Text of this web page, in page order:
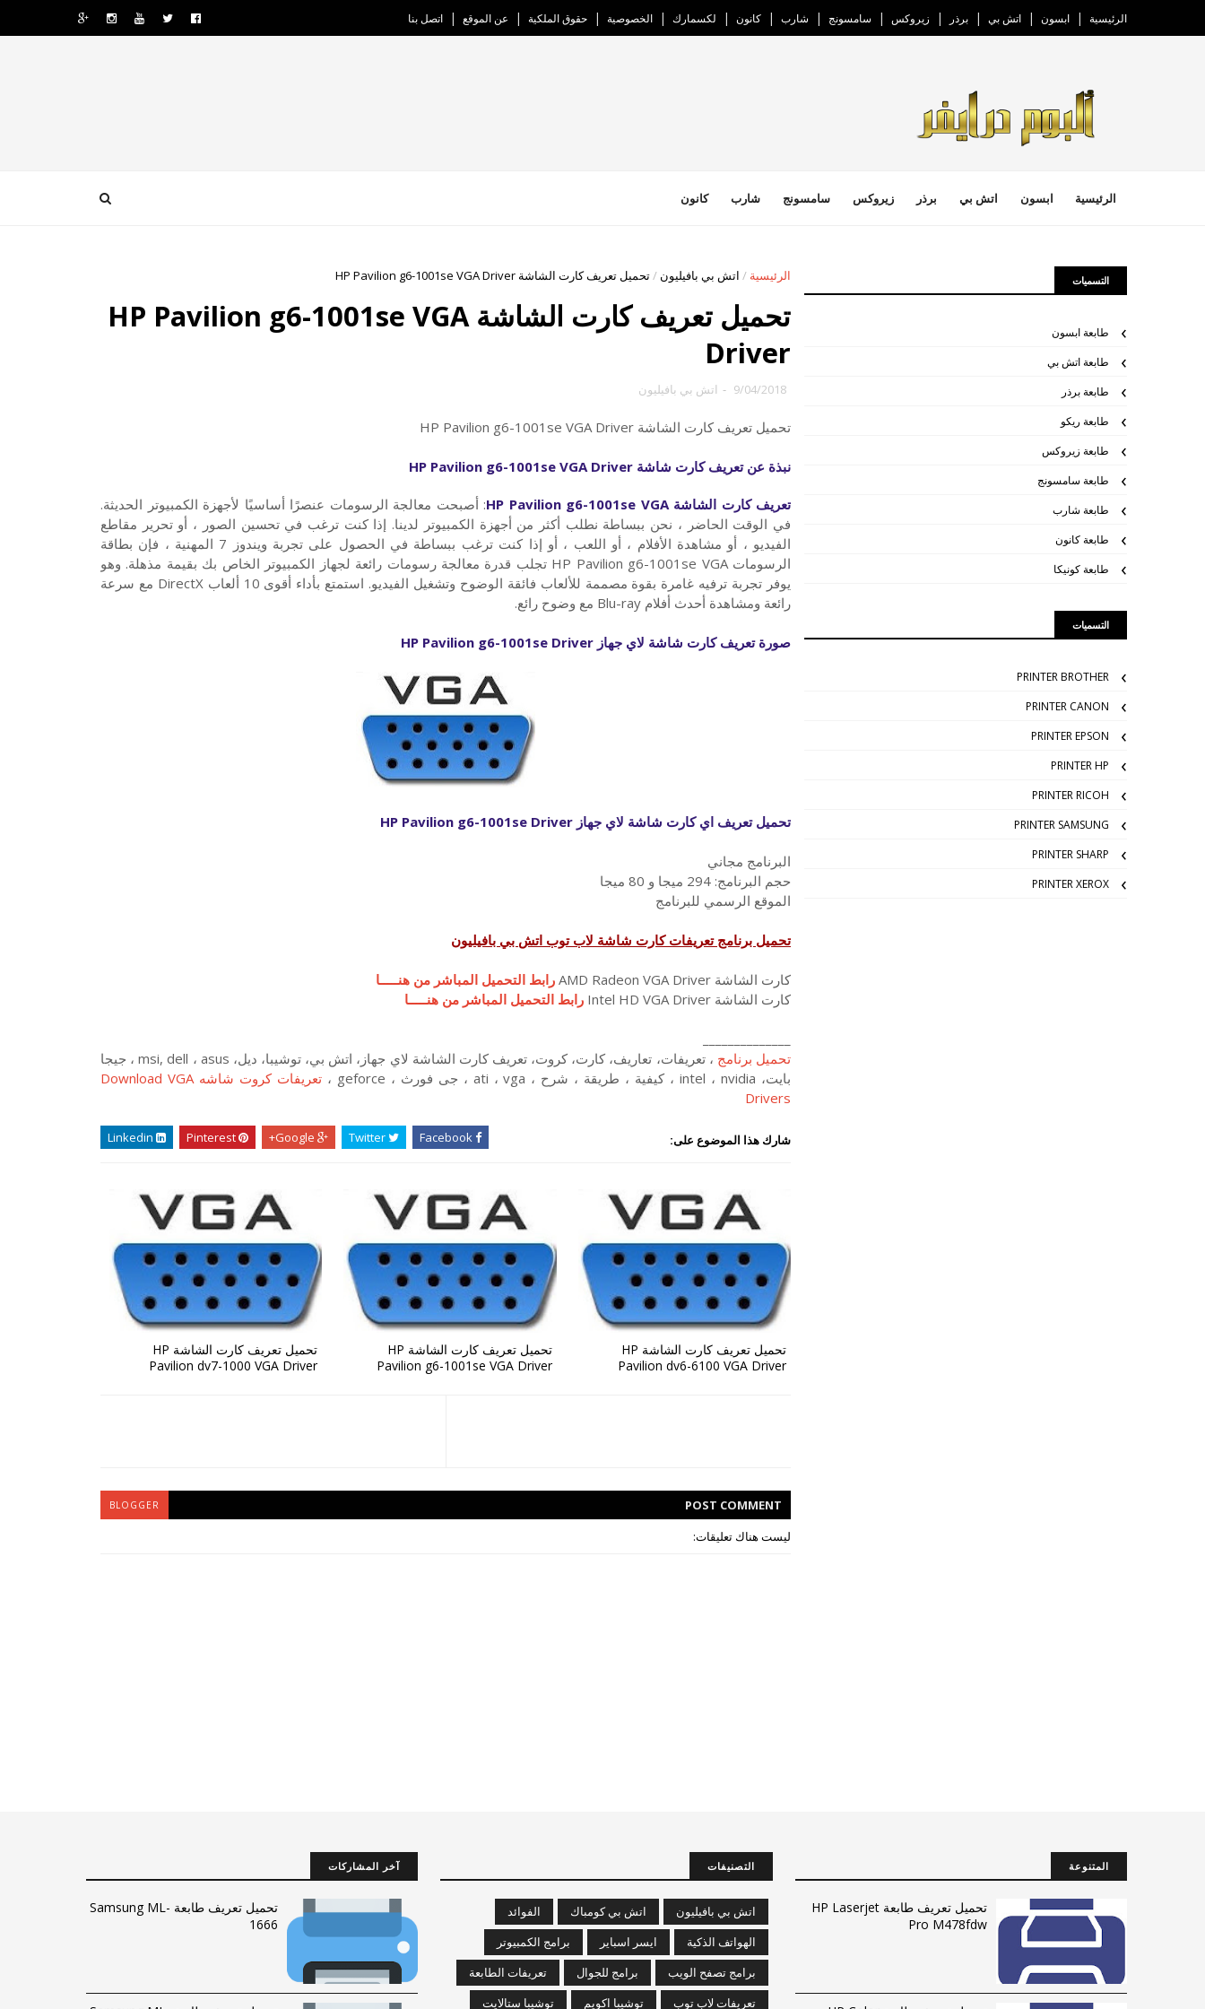
الرئيسية ابسون اتش بي برذر زيروكس سامسونج شارب كانون لكسمارك الخصوصية حقوق الملكية عن الموقع اتصل بنا
الرئيسية ابسون اتش بي برذر زيروكس سامسونج شارب كانون
الرئيسية / اتش بي بافيليون /تحميل تعريف كارت الشاشة HP Pavilion g6-1001se VGA Driver
تحميل تعريف كارت الشاشة HP Pavilion g6-1001se VGA
Driver
9/04/2018
- اتش بي بافيليون
تحميل تعريف كارت الشاشة HP Pavilion g6-1001se VGA Driver
نبذة عن تعريف كارت شاشة HP Pavilion g6-1001se VGA Driver
تعريف كارت الشاشةHP Pavilion g6-1001se VGA: أصبحت معالجة الرسومات عنصرًا أساسيًا لأجهزة الكمبيوتر الحديثة.
في الوقت الحاضر ، نحن ببساطة نطلب أكثر من أجهزة الكمبيوتر لدينا. إذا كنت ترغب في تحسين الصور ، أو تحرير مقاطع
الفيديو ، أو مشاهدة الأفلام ، أو اللعب ، أو إذا كنت ترغب ببساطة في الحصول على تجربة ويندوز 7 المهنية ، فإن بطاقة
الرسومات HP Pavilion g6-1001se VGA تجلب قدرة معالجة رسومات رائعة لجهاز الكمبيوتر الخاص بك بقيمة مذهلة. وهو
يوفر تجربة ترفيه غامرة بقوة مصممة للألعاب فائقة الوضوح وتشغيل الفيديو. استمتع بأداء أقوى 10 ألعاب DirectX مع سرعة
رائعة ومشاهدة أحدث أفلام Blu-ray مع وضوح رائع.
صورة تعريف كارت شاشة لاي جهاز HP Pavilion g6-1001se Driver
تحميل تعريف اي كارت شاشة لاي جهاز HP Pavilion g6-1001se Driver
البرنامج مجاني
حجم البرنامج: 294 ميجا و 80 ميجا
الموقع الرسمي للبرنامج
تحميل برنامج تعريفات كارت شاشة لاب توب اتش بي بافيليون
كارت الشاشة AMD Radeon VGA Driver
رابط التحميل المباشر من هنـــــا
كارت الشاشة Intel HD VGA Driver
رابط التحميل المباشر من هنـــــا
تحميل برنامج
، تعريفات، تعاريف، كارت، كروت، تعريف كارت الشاشة لاي جهاز، اتش بي، توشيبا، ديل، msi, dell ، asus ، جيجا
بايت، intel ، nvidia ، كيفية ، طريقة ، شرح ، ati ، vga ، جى فورث ، geforce ،
تعريفات كروت شاشه Download VGA
Drivers
شارك هذا الموضوع على:
تحميل تعريف كارت الشاشة HP
Pavilion dv6-6100 VGA Driver
تحميل تعريف كارت الشاشة HP
Pavilion g6-1001se VGA Driver
تحميل تعريف كارت الشاشة HP
Pavilion dv7-1000 VGA Driver
POST COMMENT
BLOGGER
ليست هناك تعليقات:
التسميات
طابعة ابسون
طابعة اتش بي
طابعة برذر
طابعة ريكو
طابعة زيروكس
طابعة سامسونج
طابعة شارب
طابعة كانون
طابعة كونيكا
التسميات
PRINTER BROTHER
PRINTER CANON
PRINTER EPSON
PRINTER HP
PRINTER RICOH
PRINTER SAMSUNG
PRINTER SHARP
PRINTER XEROX
المتنوعة
تحميل تعريف طابعة HP Laserjet
Pro M478fdw
التصنيفات
اتش بي بافيليون اتش بي كومباك
الفوائد
الهواتف الذكية
ايسر اسباير
برامج الكمبيوتر
برامج تصفح الويب
برامج للجوال
تعريفات الطابعة
تعريفات لاب توب
توشيبا اكويم
توشيبا ستالايت
آخر المشاركات
تحميل تعريف طابعة Samsung ML-
1666